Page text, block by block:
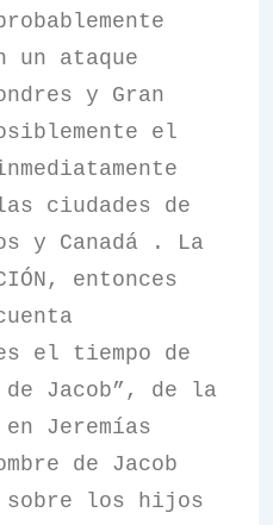
un ataque
y Gran
el
ciudades de
y Canadá . La
entonces
el tiempo de
Jacob”, de la
Jeremías
de Jacob
sobre los hijos